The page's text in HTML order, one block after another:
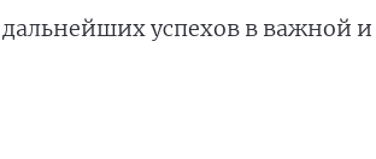
успехов в важной и